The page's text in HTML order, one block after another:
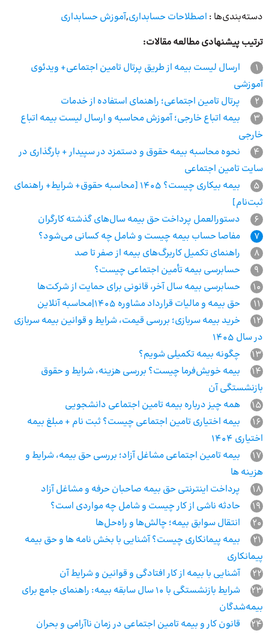
دسته‌بندی‌ها : اصطلاحات حسابداری,آموزش حسابداری
ترتیب پیشنهادی مطالعه مقالات:
1
ارسال لیست بیمه از طریق پرتال تامین اجتماعی+ ویدئوی
آموزشی
2
پرتال تامین اجتماعی؛ راهنمای استفاده از خدمات
3
بیمه اتباع خارجی؛ آموزش محاسبه و ارسال لیست بیمه اتباع
خارجی
4
نحوه محاسبه بیمه حقوق و دستمزد در سپیدار + بارگذاری در
سایت تامین اجتماعی
5
بیمه بیکاری چیست؟ 1405 [محاسبه حقوق+ شرایط+ راهنمای
ثبت‌نام]
6
دستورالعمل پرداخت حق بیمه سال‌های گذشته کارگران
7
مفاصا حساب بیمه چیست و شامل چه کسانی می‌شود؟
8
راهنمای تکمیل کاربرگ‌های بیمه از صفر تا صد
9
حسابرسی بیمه تأمین اجتماعی چیست؟
10
حسابرسی بیمه سال آخر، قانونی برای حمایت از شرکت‌ها
11
حق بیمه و مالیات قرارداد مشاوره 1405|محاسبه آنلاین
12
خرید بیمه سربازی؛ بررسی قیمت، شرایط و قوانین بیمه سربازی
در سال 1405
13
چگونه بیمه تکمیلی شویم؟
14
بیمه خویش‌فرما چیست؟ بررسی هزینه، شرایط و حقوق
بازنشستگی آن
15
همه چیز درباره بیمه تامین اجتماعی دانشجویی
16
بیمه اختیاری تامین اجتماعی چیست؟ ثبت نام + مبلغ بیمه
اختیاری 1404
17
بیمه تامین اجتماعی مشاغل آزاد؛ بررسی حق بیمه، شرایط و
هزینه ها
18
پرداخت اینترنتی حق بیمه صاحبان حرفه و مشاغل آزاد
19
حادثه ناشی از کار چیست و شامل چه مواردی است؟
20
انتقال سوابق بیمه؛ چالش‌ها و راه‌حل‌ها
21
بیمه پیمانکاری چیست؟ آشنایی با بخش نامه ها و حق بیمه
پیمانکاری
22
آشنایی با بیمه از کار افتادگی و قوانین و شرایط آن
23
شرایط بازنشستگی با ۱۰ سال سابقه بیمه: راهنمای جامع برای
بیمه‌شدگان
24
قانون کار و بیمه تامین اجتماعی در زمان ناآرامی و بحران